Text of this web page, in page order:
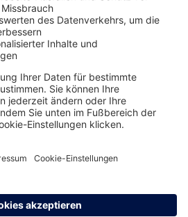
Cookie-Einstellungen verwalten